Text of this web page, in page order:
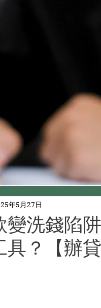
變洗錢陷
？【辦
年5月27日